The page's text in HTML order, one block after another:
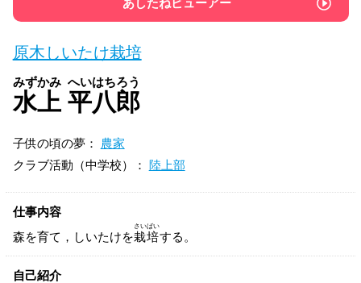
あしたねビューアー
原木しいたけ栽培
水上
みずかみ
平八郎
へいはちろう
子供の頃の夢： 農家
クラブ活動（中学校）： 陸上部
仕事内容
森を育て，しいたけを栽
さい
培
ばい
する。
自己紹介